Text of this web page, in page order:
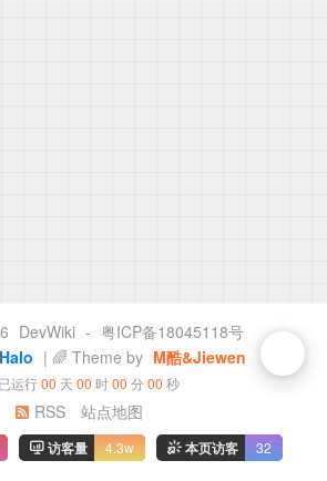
DevWiki - 粤ICP备18045118号
Halo | 🌈 Theme by M酷&Jiewen
已运行00 天 00 时00 分 00 秒
RSS 站点地图
访客量 4.3w 本页访客 32